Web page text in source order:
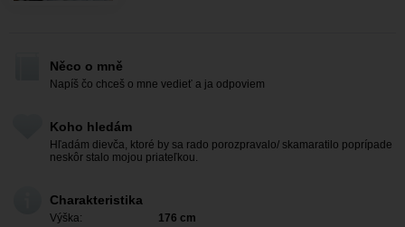
Něco o mně
Napíš čo chceš o mne vedieť a ja odpoviem
Koho hledám
Hľadám dievča, ktoré by sa rado porozpravalo/ skamaratilo poprípade
neskôr stalo mojou priateľkou.
Charakteristika
Výška:
176 cm